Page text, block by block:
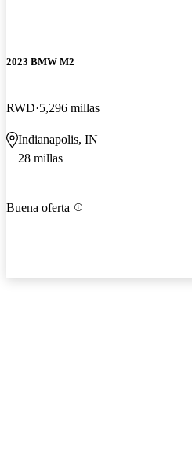
2023 BMW M2
RWD 5,296 millas
Indianapolis, IN
28 millas
Buena oferta